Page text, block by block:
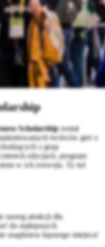
Scholarshipzostał
twórców gier z
z grup
edycjach, program
w ich rozwoju. Ty też
szereg atrakcji dla
do najlepszych
znajdziesz lepszego miejsca!